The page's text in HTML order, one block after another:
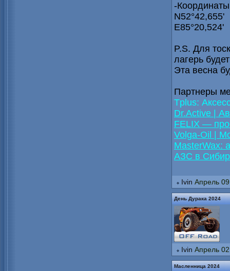
-
N52°42,655'
E85°20,524'
P.S. Для
лагерь
Эта весна
Партнеры
Tplus:
Dr.Active |
FELIX —
Volga-Oil |
MasterWax:
АЗС в
Ivin Апрель
День Дурака 2024
Ivin Апрель
Масленница 2024